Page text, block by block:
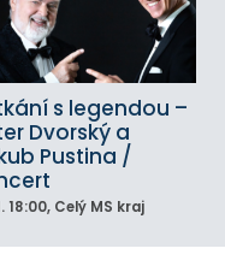
s legendou –
Dvorský a
Pustina /
18:00, Celý MS kraj